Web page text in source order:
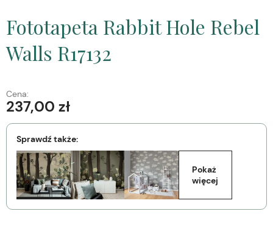
Fototapeta Rabbit Hole Rebel
Walls R17132
Cena:
237,00 zł
Sprawdź także:
Pokaż
więcej